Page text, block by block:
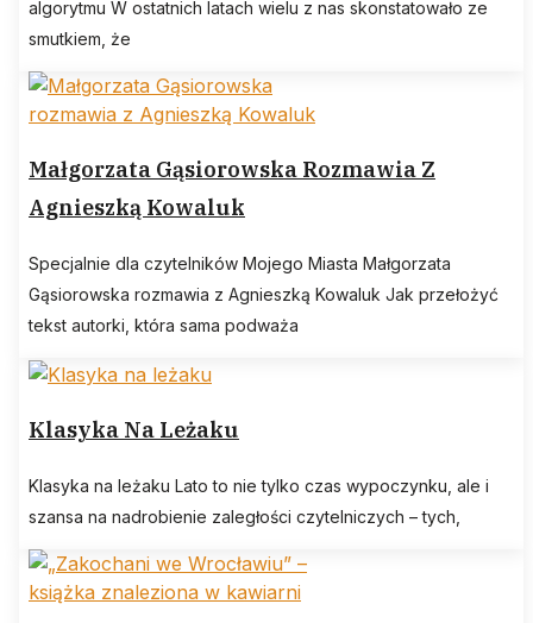
algorytmu W ostatnich latach wielu z nas skonstatowało ze
smutkiem, że
Małgorzata Gąsiorowska Rozmawia Z
Agnieszką Kowaluk
Specjalnie dla czytelników Mojego Miasta Małgorzata
Gąsiorowska rozmawia z Agnieszką Kowaluk Jak przełożyć
tekst autorki, która sama podważa
Klasyka Na Leżaku
Klasyka na leżaku Lato to nie tylko czas wypoczynku, ale i
szansa na nadrobienie zaległości czytelniczych – tych,